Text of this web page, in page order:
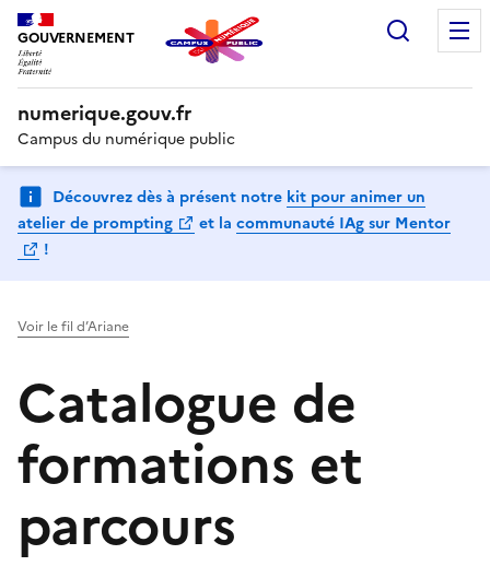
GOUVERNEMENT
numerique.gouv.fr
Campus du numérique public
Découvrez dès à présent notre
(Ouvre une nouvelle fenêtre)
kit pour animer un
atelier de prompting
et la
(Ouvre une nouvelle fenêtre)
communauté IAg sur Mentor
!
Voir le fil d’Ariane
Catalogue de
formations et
parcours